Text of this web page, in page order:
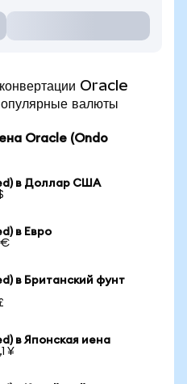
Oracle
валюты
Oracle (Ondo
в Доллар США
в Евро
€
в Британский фунт
в Японская иена
¥